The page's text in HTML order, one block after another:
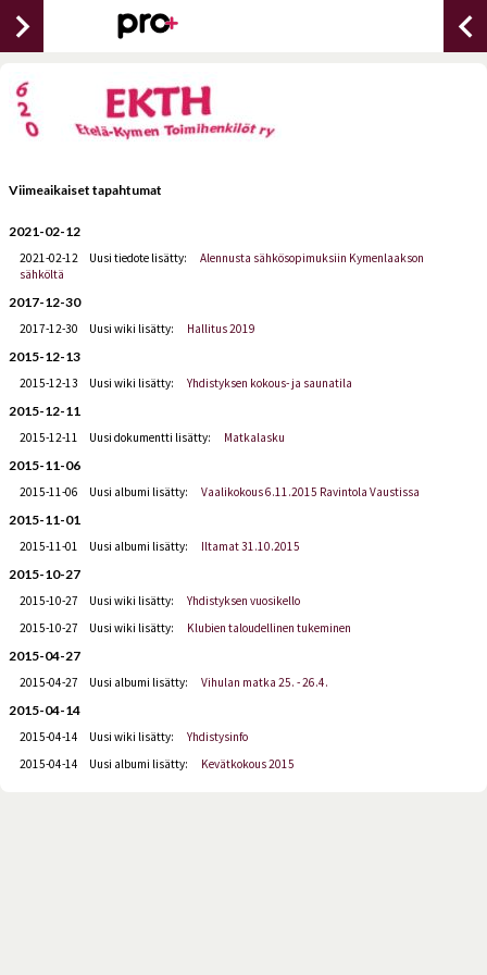
chevron_right chevron_left
Viimeaikaiset tapahtumat
2021-02-12
2021-02-12 Uusi tiedote lisätty:
Alennusta sähkösopimuksiin Kymenlaakson
sähköltä
2017-12-30
2017-12-30 Uusi wiki lisätty: Hallitus 2019
2015-12-13
2015-12-13 Uusi wiki lisätty: Yhdistyksen kokous- ja saunatila
2015-12-11
2015-12-11 Uusi dokumentti lisätty: Matkalasku
2015-11-06
2015-11-06 Uusi albumi lisätty: Vaalikokous 6.11.2015 Ravintola Vaustissa
2015-11-01
2015-11-01 Uusi albumi lisätty: Iltamat 31.10.2015
2015-10-27
2015-10-27 Uusi wiki lisätty:
Yhdistyksen vuosikello
2015-10-27
Uusi wiki lisätty: Klubien taloudellinen tukeminen
2015-04-27
2015-04-27 Uusi albumi lisätty: Vihulan matka 25. - 26.4.
2015-04-14
2015-04-14 Uusi wiki lisätty:
Yhdistysinfo
2015-04-14
Uusi albumi lisätty: Kevätkokous 2015